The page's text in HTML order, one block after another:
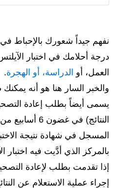
نفهم جيداً شعورك بالإحباط
درجة أحلامك في اختبار
العمل، أو الدراسة، أو الهجرة.
والخبر السار هنا هو أنه
يسمى أيضاً بطلب إعادة
النتائج) في
المسجل في شهادة نتيجة
بالمركز الذي أدَّيت فيه اختبار
إذا تقدمت بطلب لإعادة
إجراء عملية الاستعلام عن